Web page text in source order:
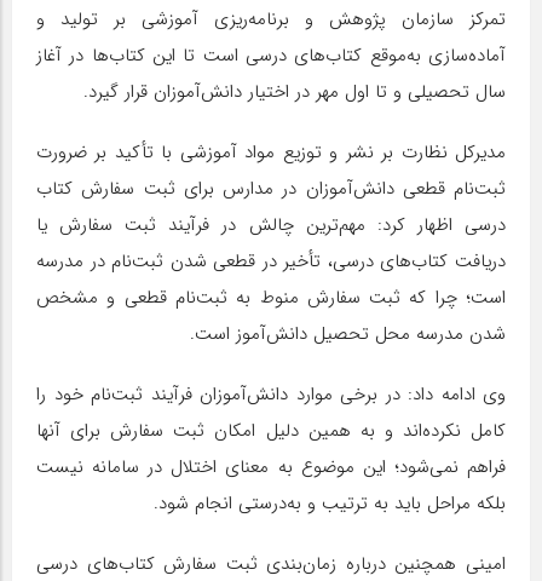
تمرکز سازمان پژوهش و برنامه‌ریزی آموزشی بر تولید و
آماده‌سازی به‌موقع کتاب‌های درسی است تا این کتاب‌ها در آغاز
سال تحصیلی و تا اول مهر در اختیار دانش‌آموزان قرار گیرد.
مدیرکل نظارت بر نشر و توزیع مواد آموزشی با تأکید بر ضرورت
ثبت‌نام قطعی دانش‌آموزان در مدارس برای ثبت سفارش کتاب
درسی اظهار کرد: مهم‌ترین چالش در فرآیند ثبت سفارش یا
دریافت کتاب‌های درسی، تأخیر در قطعی شدن ثبت‌نام در مدرسه
است؛ چرا که ثبت سفارش منوط به ثبت‌نام قطعی و مشخص
شدن مدرسه محل تحصیل دانش‌آموز است.
وی ادامه داد: در برخی موارد دانش‌آموزان فرآیند ثبت‌نام خود را
کامل نکرده‌اند و به همین دلیل امکان ثبت سفارش برای آنها
فراهم نمی‌شود؛ این موضوع به معنای اختلال در سامانه نیست
بلکه مراحل باید به ترتیب و به‌درستی انجام شود.
امینی همچنین درباره زمان‌بندی ثبت سفارش کتاب‌های درسی